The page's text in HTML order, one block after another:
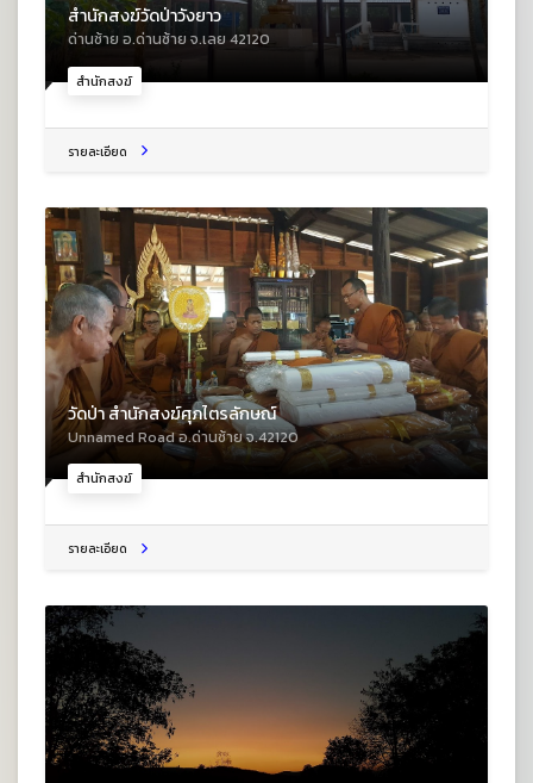
สำนักสงฆ์
สำนักสงฆ์วัดป่าวังยาว
ด่านซ้าย อ.ด่านซ้าย จ.เลย 42120
รายละเอียด
สำนักสงฆ์
วัดป่า สำนักสงฆ์ศุภไตรลักษณ์
Unnamed Road อ.ด่านซ้าย จ.42120
รายละเอียด